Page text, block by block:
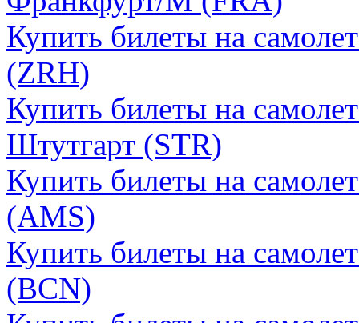
Купить билеты на
(ZRH)
Купить билеты на
Штутгарт (STR)
Купить билеты на
(AMS)
Купить билеты на
(BCN)